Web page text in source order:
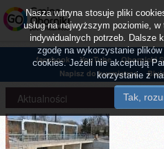
facebook YouTube Obornicki
Napisz do burmistrza
Aktualności
Nasza witryna stosuje pliki
usług na najwyższym poziomie,
indywidualnych potrzeb. Dalsze
zgodę na wykorzystanie
cookies. Jeżeli nie akceptują
korzystanie z